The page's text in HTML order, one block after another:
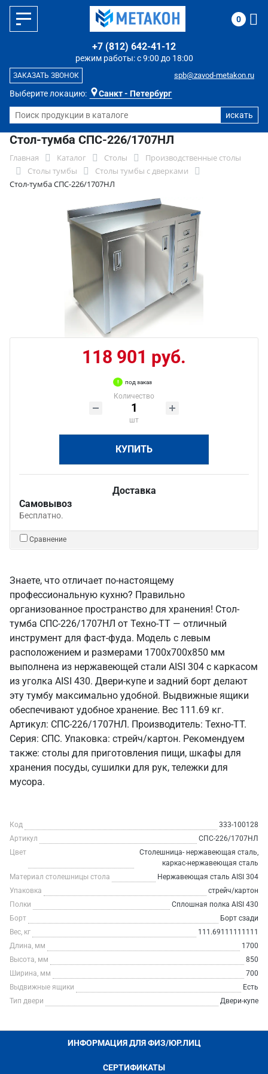
Выберите локацию: Санкт - Петербург
режим работы: с 9:00 до 18:00
+7 (812) 642-41-12
spb@zavod-metakon.ru
ЗАКАЗАТЬ ЗВОНОК
0
Стол-тумба СПС-226/1707НЛ
Главная Каталог Столы
Производственные столы
Столы тумбы
Столы тумбы с дверками
Стол-тумба СПС-226/1707НЛ
118 901 руб.
под заказ
Количество
шт
КУПИТЬ
Доставка
Самовывоз
Бесплатно.
Сравнение
Знаете, что отличает по-настоящему
профессиональную кухню? Правильно
организованное пространство для хранения! Стол-
тумба СПС-226/1707НЛ от Техно-ТТ — отличный
инструмент для фаст-фуда. Модель с левым
расположением и размерами 1700x700x850 мм
выполнена из нержавеющей стали AISI 304 с каркасом
из уголка AISI 430. Двери-купе и задний борт делают
эту тумбу максимально удобной. Выдвижные ящики
обеспечивают удобное хранение. Вес 111.69 кг.
Артикул: СПС-226/1707НЛ. Производитель: Техно-ТТ.
Серия: СПС. Упаковка: стрейч/картон. Рекомендуем
также: столы для приготовления пищи, шкафы для
хранения посуды, сушилки для рук, тележки для
мусора.
Код
333-100128
Артикул
СПС-226/1707НЛ
Цвет
Столешница- нержавеющая сталь,
каркас-нержавеющая сталь
Материал столешницы стола
Нержавеющая сталь AISI 304
Упаковка
стрейч/картон
Полки
Сплошная полка AISI 430
Борт
Борт сзади
Вес, кг
111.69111111111
Длина, мм
1700
Высота, мм
850
Ширина, мм
700
Выдвижные ящики
Есть
Тип двери
Двери-купе
ИНФОРМАЦИЯ ДЛЯ ФИЗ/ЮР.ЛИЦ
СЕРТИФИКАТЫ